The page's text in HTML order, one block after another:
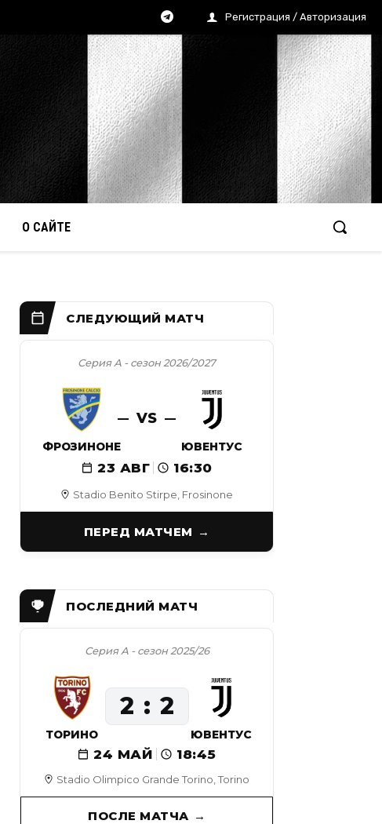
Регистрация / Авторизация
О САЙТЕ
Stadio Benito Stirpe, Frosinone
Серия А - сезон 2026/2027
ФРОЗИНОНЕ
VS
ЮВЕНТУС
23 АВГ 16:30
ПЕРЕД МАТЧЕМ
Stadio Olimpico Grande Torino, Torino
Серия А - сезон 2025/26
24 МАЙ 18:45
ТОРИНО
2 2
ЮВЕНТУС
ПОСЛЕ МАТЧА